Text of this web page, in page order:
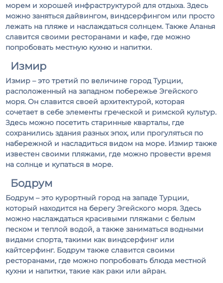
морем и хорошей инфраструктурой для отдыха. Здесь
можно заняться дайвингом, виндсерфингом или просто
лежать на пляже и наслаждаться солнцем. Также Аланья
славится своими ресторанами и кафе, где можно
попробовать местную кухню и напитки.
Измир
Измир – это третий по величине город Турции,
расположенный на западном побережье Эгейского
моря. Он славится своей архитектурой, которая
сочетает в себе элементы греческой и римской культур.
Здесь можно посетить старинные кварталы, где
сохранились здания разных эпох, или прогуляться по
набережной и насладиться видом на море. Измир также
известен своими пляжами, где можно провести время
на солнце и купаться в море.
Бодрум
Бодрум – это курортный город на западе Турции,
который находится на берегу Эгейского моря. Здесь
можно наслаждаться красивыми пляжами с белым
песком и теплой водой, а также заниматься водными
видами спорта, такими как виндсерфинг или
кайтсерфинг. Бодрум также славится своими
ресторанами, где можно попробовать блюда местной
кухни и напитки, такие как раки или айран.